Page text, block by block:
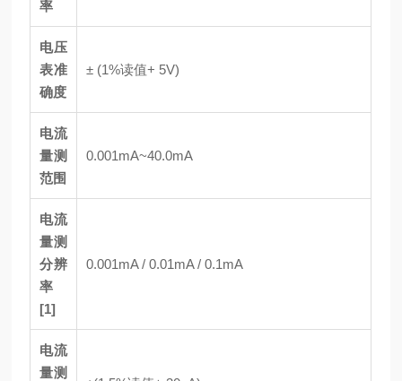
率
电压
表准
确度
± (1%读值+ 5V)
电流
量测
范围
0.001mA~40.0mA
电流
量测
分辨
率
[1]
0.001mA / 0.01mA / 0.1mA
电流
量测